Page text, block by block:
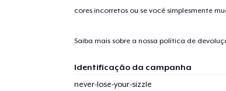
cores incorretos ou se você simplesmente
Saiba mais sobre a nossa política de
Identificação da campanha
never-lose-your-sizzle